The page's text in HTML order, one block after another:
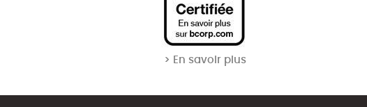
> En savoir plus